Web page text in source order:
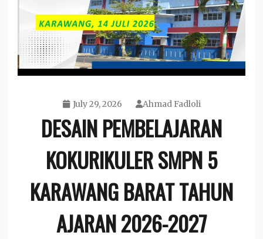
July 29, 2026 Ahmad Fadloli
DESAIN PEMBELAJARAN
KOKURIKULER SMPN 5
KARAWANG BARAT TAHUN
AJARAN 2026-2027